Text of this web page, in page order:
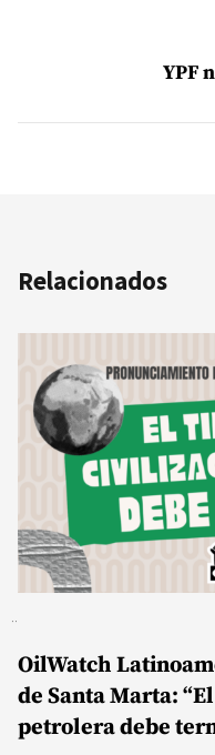
YPF
Relacionados
OilWatch
de Santa Marta:
petrolera debe